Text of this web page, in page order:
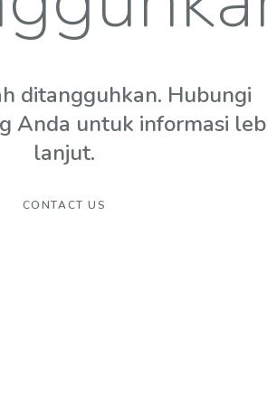
ditangguhkan. Hubungi
Anda untuk informasi
lanjut.
CONTACT US